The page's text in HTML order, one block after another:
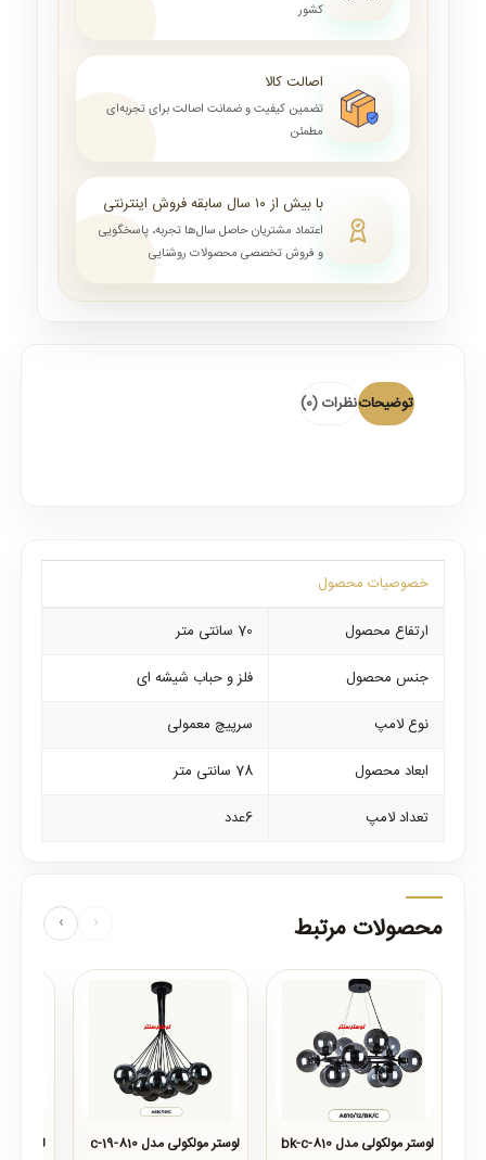
کشور
اصالت کالا
تضمین کیفیت و ضمانت اصالت برای تجربه‌ای
مطمئن
با بیش از ۱۰ سال سابقه فروش اینترنتی
اعتماد مشتریان حاصل سال‌ها تجربه، پاسخگویی
و فروش تخصصی محصولات روشنایی
توضیحاتنظرات (0)
خصوصیات محصول
ارتفاع محصول
70 سانتی متر
جنس محصول
فلز و حباب شیشه ای
نوع لامپ
سرپیچ معمولی
ابعاد محصول
78 سانتی متر
تعداد لامپ
6عدد
محصولات مرتبط ‹
›
لوستر مولکولی مدل 810-bk-c لوستر مولکولی مدل 810-19-c لوستر